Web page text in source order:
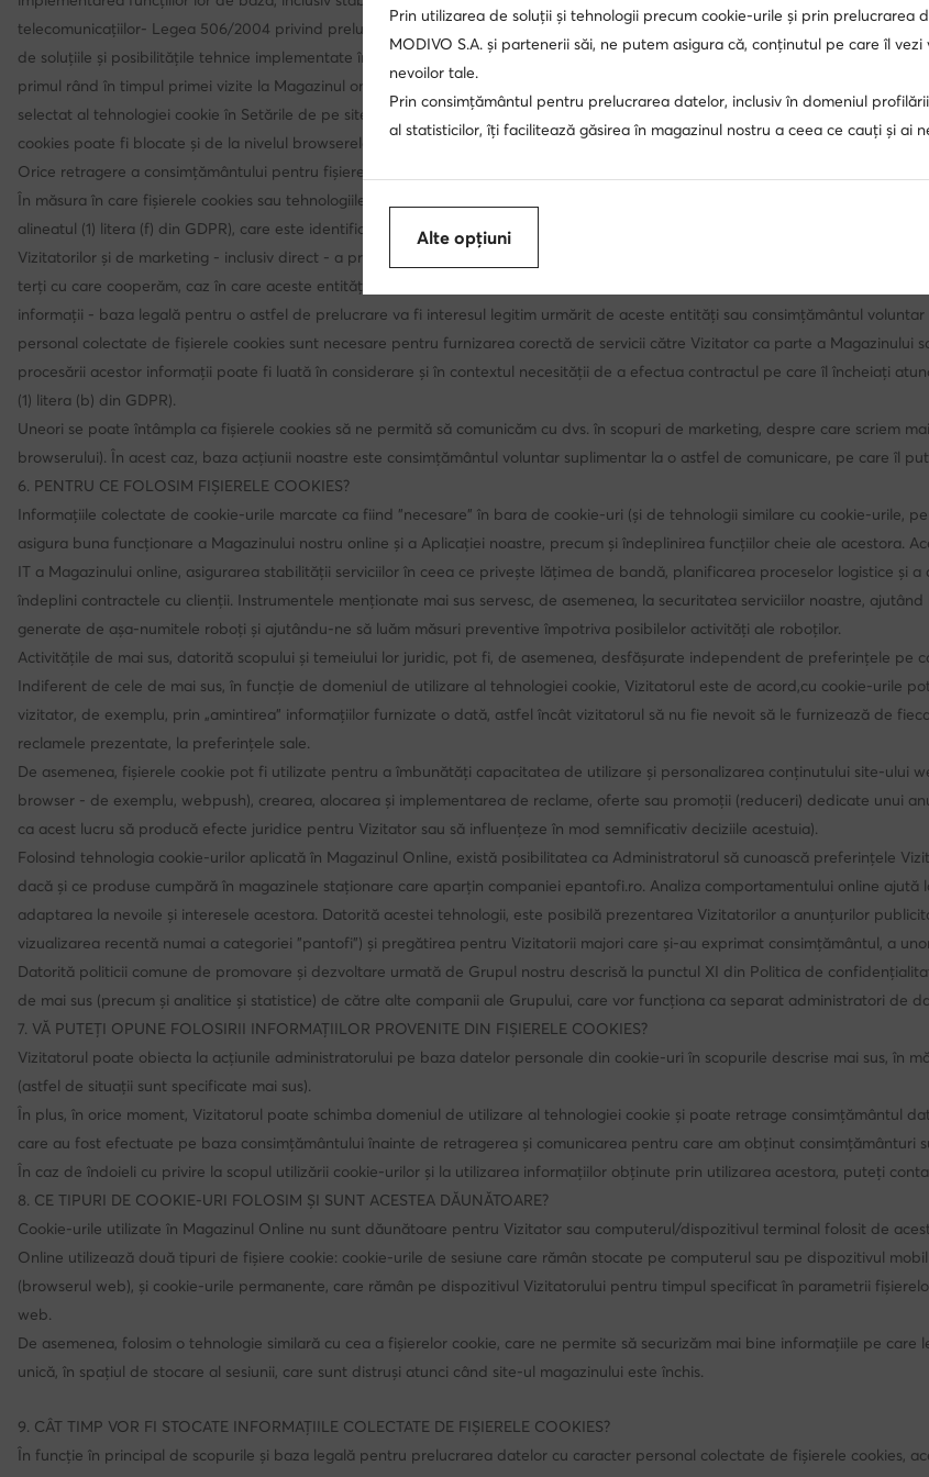
telecomunicațiilor- Legea 506/2004 privind prelucrarea datelor cu caracter personal și protecția vieții private in sectorul
de soluțiile și posibilitățile tehnice implementate în prezent și puse la dispoziție, alegerea domeniului de utilizare a tehnologiei
primul rând în timpul primei vizite la Magazinul online de la nivelul bannerului cookie, care apare într-un loc vizibil și ușor
selectat al tehnologiei cookie în Setările de pe site-ul nostru (dar este posibil ca unele părți ale Magazinului online să nu
cookies poate fi blocate și de la nivelul browserelor web, deși setările browserului nu vor fi întotdeauna afectate de o tehnologie
Orice retragere a consimțământului pentru fișierele cookies nu afectează legalitatea activităților desfășurate.
În măsura în care fișierele cookies sau tehnologiile similare vor conține datele dvs. cu caracter personal, baza procesării
alineatul (1) litera (f) din GDPR), care este identificarea fraudei publicitare, necesitatea de a furniza conținut de cea mai înaltă
Vizitatorilor și de marketing - inclusiv direct - a produselor și serviciilor Administratorului, a companiilor din Grup și a
terți cu care cooperăm, caz în care aceste entități nu participă la prelucrarea datelor despre clienți. Pe de altă parte, în măsura
informații - baza legală pentru o astfel de prelucrare va fi interesul legitim urmărit de aceste entități sau consimțământul
personal colectate de fișierele cookies sunt necesare pentru furnizarea corectă de servicii către Vizitator ca parte a Magazinului
procesării acestor informații poate fi luată în considerare și în contextul necesității de a efectua contractul pe care îl încheiați
(1) litera (b) din GDPR).
Uneori se poate întâmpla ca fișierele cookies să ne permită să comunicăm cu dvs. în scopuri de marketing, despre care scriem
browserului). În acest caz, baza acțiunii noastre este consimțământul voluntar suplimentar la o astfel de comunicare, pe care îl
6. PENTRU CE FOLOSIM FIȘIERELE COOKIES?
Informațiile colectate de cookie-urile marcate ca fiind "necesare" în bara de cookie-uri (și de tehnologii similare cu cookie-urile,
asigura buna funcționare a Magazinului nostru online și a Aplicației noastre, precum și îndeplinirea funcțiilor cheie ale acestora.
IT a Magazinului online, asigurarea stabilității serviciilor în ceea ce privește lățimea de bandă, planificarea proceselor logistice și
îndeplini contractele cu clienții. Instrumentele menționate mai sus servesc, de asemenea, la securitatea serviciilor noastre,
generate de așa-numitele roboți și ajutându-ne să luăm măsuri preventive împotriva posibilelor activități ale roboților.
Activitățile de mai sus, datorită scopului și temeiului lor juridic, pot fi, de asemenea, desfășurate independent de preferințele pe
Indiferent de cele de mai sus, în funcție de domeniul de utilizare al tehnologiei cookie, Vizitatorul este de acord,cu cookie-urile
vizitator, de exemplu, prin „amintirea” informațiilor furnizate o dată, astfel încât vizitatorul să nu fie nevoit să le furnizează de
reclamele prezentate, la preferințele sale.
De asemenea, fișierele cookie pot fi utilizate pentru a îmbunătăți capacitatea de utilizare și personalizarea conținutului site-ului
browser - de exemplu, webpush), crearea, alocarea și implementarea de reclame, oferte sau promoții (reduceri) dedicate unui
ca acest lucru să producă efecte juridice pentru Vizitator sau să influențeze în mod semnificativ deciziile acestuia).
Folosind tehnologia cookie-urilor aplicată în Magazinul Online, există posibilitatea ca Administratorul să cunoască preferințele
dacă și ce produse cumpără în magazinele staționare care aparțin companiei epantofi.ro. Analiza comportamentului online
adaptarea la nevoile și interesele acestora. Datorită acestei tehnologii, este posibilă prezentarea Vizitatorilor a anunțurilor
vizualizarea recentă numai a categoriei "pantofi") și pregătirea pentru Vizitatorii majori care și-au exprimat consimțământul, a
Datorită politicii comune de promovare și dezvoltare urmată de Grupul nostru descrisă la punctul XI din Politica de
de mai sus (precum și analitice și statistice) de către alte companii ale Grupului, care vor funcționa ca separat administratori de
7. VĂ PUTEȚI OPUNE FOLOSIRII INFORMAȚIILOR PROVENITE DIN FIȘIERELE COOKIES?
Vizitatorul poate obiecta la acțiunile administratorului pe baza datelor personale din cookie-uri în scopurile descrise mai sus, în
(astfel de situații sunt specificate mai sus).
În plus, în orice moment, Vizitatorul poate schimba domeniul de utilizare al tehnologiei cookie și poate retrage consimțământul
care au fost efectuate pe baza consimțământului înainte de retragerea și comunicarea pentru care am obținut consimțământuri
În caz de îndoieli cu privire la scopul utilizării cookie-urilor și la utilizarea informațiilor obținute prin utilizarea acestora, puteți
8. CE TIPURI DE COOKIE-URI FOLOSIM ȘI SUNT ACESTEA DĂUNĂTOARE?
Cookie-urile utilizate în Magazinul Online nu sunt dăunătoare pentru Vizitator sau computerul/dispozitivul terminal folosit de
Online utilizează două tipuri de fișiere cookie: cookie-urile de sesiune care rămân stocate pe computerul sau pe dispozitivul
(browserul web), și cookie-urile permanente, care rămân pe dispozitivul Vizitatorului pentru timpul specificat în parametrii
web.
De asemenea, folosim o tehnologie similară cu cea a fișierelor cookie, care ne permite să securizăm mai bine informațiile pe
unică, în spațiul de stocare al sesiunii, care sunt distruși atunci când site-ul magazinului este închis.
9. CÂT TIMP VOR FI STOCATE INFORMAȚIILE COLECTATE DE FIȘIERELE COOKIES?
În funcție în principal de scopurile și baza legală pentru prelucrarea datelor cu caracter personal colectate de fișierele cookies,
Prin utilizarea de soluții și tehnologii precum cookie-urile și prin prelucrarea
MODIVO S.A. și partenerii săi, ne putem asigura că, conținutul pe care îl
nevoilor tale.
Prin consimțământul pentru prelucrarea datelor, inclusiv în domeniul
al statisticilor, îți facilitează găsirea în magazinul nostru a ceea ce cauți și ai
Alte opțiuni